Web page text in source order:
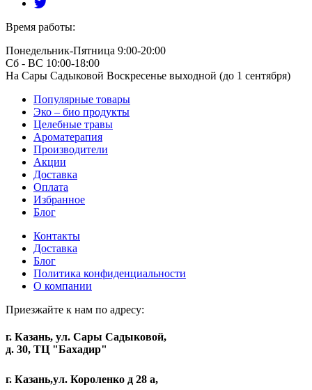
Время работы:
Понедельник-Пятница 9:00-20:00
Сб - ВС 10:00-18:00
На Сары Садыковой Воскресенье выходной (до 1 сентября)
Популярные товары
Эко – био продукты
Целебные травы
Ароматерапия
Производители
Акции
Доставка
Оплата
Избранное
Блог
Контакты
Доставка
Блог
Политика конфиденциальности
О компании
Приезжайте к нам по адресу:
г. Казань, ул. Сары Садыковой,
д. 30, ТЦ "Бахадир"
г. Казань,ул. Короленко д 28 а,